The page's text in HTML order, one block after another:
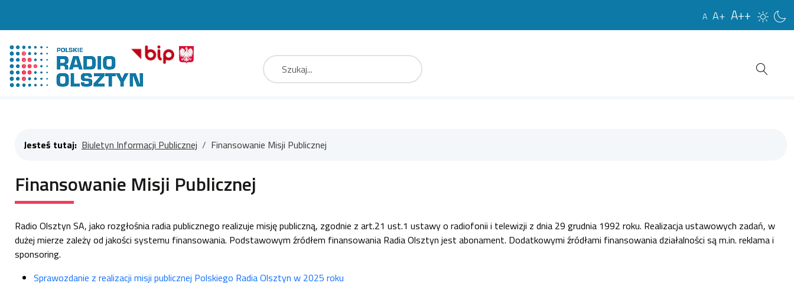
A A+ A++
Jesteś tutaj: Biuletyn Informacji Publicznej Finansowanie Misji Publicznej
Finansowanie Misji Publicznej
Radio Olsztyn SA, jako rozgłośnia radia publicznego realizuje misję publiczną, zgodnie z art.21 ust.1 ustawy o radiofonii i telewizji z dnia 29 grudnia 1992 roku. Realizacja ustawowych zadań, w
dużej mierze zależy od jakości systemu finansowania. Podstawowym źródłem finansowania Radia Olsztyn jest abonament. Dodatkowymi źródłami finansowania działalności są m.in. reklama i
sponsoring.
Sprawozdanie z realizacji misji publicznej Polskiego Radia Olsztyn w 2025 roku